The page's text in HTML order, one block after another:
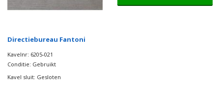
Directiebureau Fantoni
Kavelnr: 6205-021
Conditie: Gebruikt
Kavel sluit: Gesloten